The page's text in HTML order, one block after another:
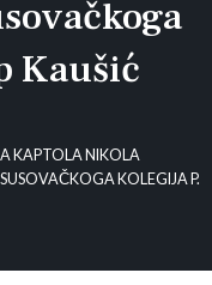
Kaušić
KAPTOLA NIKOLA
KOLEGIJA P.